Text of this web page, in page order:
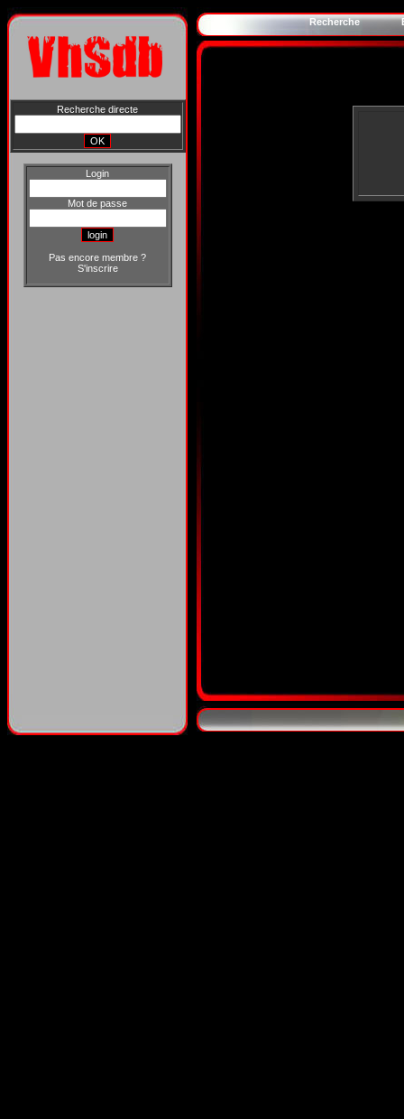
Recherche directe
Login
Mot de passe
Pas encore membre ?
S'inscrire
Recherche